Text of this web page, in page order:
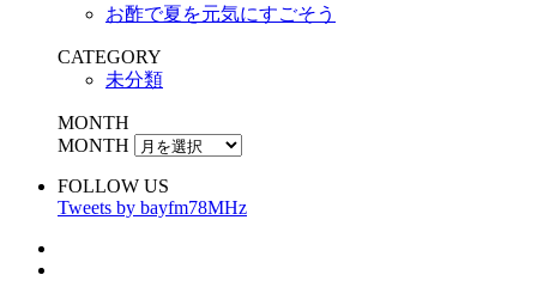
お酢で夏を元気にすごそう
CATEGORY
未分類
MONTH
MONTH
FOLLOW US
Tweets by bayfm78MHz